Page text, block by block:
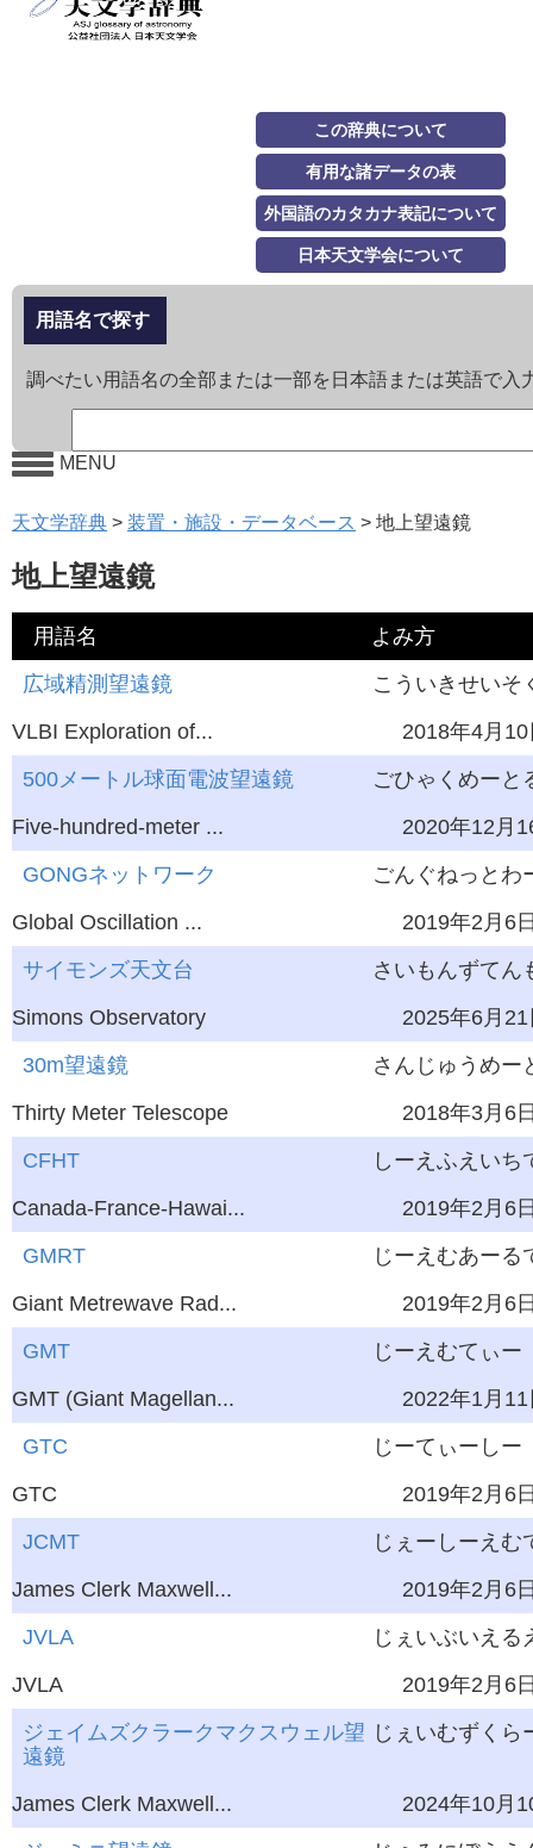
この辞典について
有用な諸データの表
外国語のカタカナ表記について
日本天文学会について
用語名で探す
調べたい用語名の全部または一部を日本語または英語で入
MENU
天文学辞典 > 装置・施設・データベース > 地上望遠鏡
地上望遠鏡
用語名
よみ方
英語
学習レベル 最終更新
広域精測望遠鏡
こういきせいそ
VLBI Exploration of...
2018年4月10
500メートル球面電波望遠鏡
ごひゃくめーと
Five-hundred-meter ...
2020年12月
GONGネットワーク
ごんぐねっとわ
Global Oscillation ...
2019年2月6
サイモンズ天文台
さいもんずてん
Simons Observatory
2025年6月21
30m望遠鏡
さんじゅうめー
Thirty Meter Telescope
2018年3月6
CFHT
しーえふえいち
Canada-France-Hawai...
2019年2月6
GMRT
じーえむあーる
Giant Metrewave Rad...
2019年2月6
GMT
じーえむてぃー
GMT (Giant Magellan...
2022年1月11
GTC
じーてぃーしー
GTC
2019年2月6
JCMT
じぇーしーえむ
James Clerk Maxwell...
2019年2月6
JVLA
じぇいぶいえる
JVLA
2019年2月6
ジェイムズクラークマクスウェル望
遠鏡
じぇいむずくら
James Clerk Maxwell...
2024年10月